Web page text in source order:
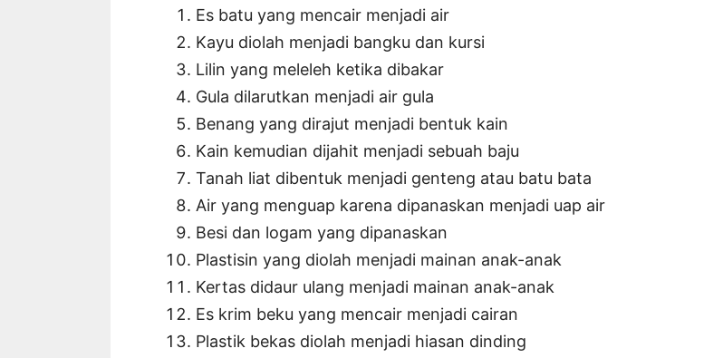
Es batu yang mencair menjadi air
Kayu diolah menjadi bangku dan kursi
Lilin yang meleleh ketika dibakar
Gula dilarutkan menjadi air gula
Benang yang dirajut menjadi bentuk kain
Kain kemudian dijahit menjadi sebuah baju
Tanah liat dibentuk menjadi genteng atau batu bata
Air yang menguap karena dipanaskan menjadi uap air
Besi dan logam yang dipanaskan
Plastisin yang diolah menjadi mainan anak-anak
Kertas didaur ulang menjadi mainan anak-anak
Es krim beku yang mencair menjadi cairan
Plastik bekas diolah menjadi hiasan dinding